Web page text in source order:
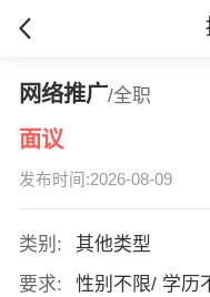
网络推广/全职
面议
发布时间:2026-08-09
类别:
其他类型
要求:
性别不限/ 学历